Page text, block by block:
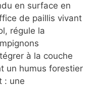
en surface en
de paillis vivant
régule la
à la couche
un humus forestier
: une